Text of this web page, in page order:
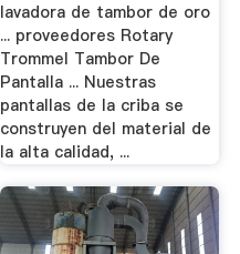
lavadora de tambor de oro
... proveedores Rotary
Trommel Tambor De
Pantalla ... Nuestras
pantallas de la criba se
construyen del material de
la alta calidad, ...